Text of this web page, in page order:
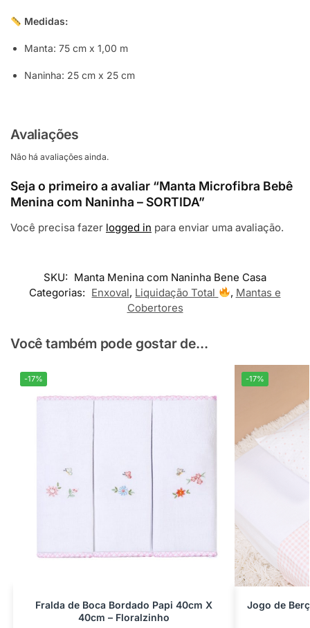
Medidas:
Manta: 75 cm x 1,00 m
Naninha: 25 cm x 25 cm
Avaliações
Não há avaliações ainda.
Seja o primeiro a avaliar “Manta Microfibra Bebê
Menina com Naninha – SORTIDA”
Você precisa fazer logged in para enviar uma avaliação.
SKU: Manta Menina com Naninha Bene Casa
Categorias: Enxoval, Liquidação Total , Mantas e
Cobertores
Você também pode gostar de...
-17%
Fralda de Boca Bordado Papi 40cm X
40cm – Floralzinho
-17%
Jogo de